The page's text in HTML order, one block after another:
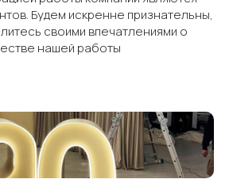
Будем искренне признательны,
своими впечатлениями о
нашей работы